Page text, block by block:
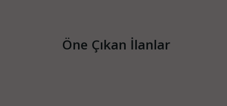
Öne Çıkan İlanlar